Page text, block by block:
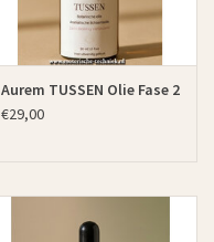
Aurem TUSSEN Olie Fase 2
€29,00